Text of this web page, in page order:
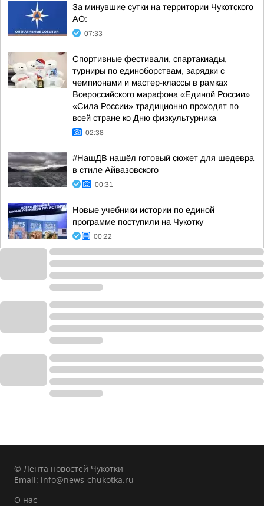
За минувшие сутки на территории Чукотского
АО:
07:33
Спортивные фестивали, спартакиады,
турниры по единоборствам, зарядки с
чемпионами и мастер-классы в рамках
Всероссийского марафона «Единой России»
«Сила России» традиционно проходят по
всей стране ко Дню физкультурника
02:38
#НашДВ нашёл готовый сюжет для шедевра
в стиле Айвазовского
00:31
Новые учебники истории по единой
программе поступили на Чукотку
00:22
© Лента новостей Чукотки
Email: info@news-chukotka.ru
О нас